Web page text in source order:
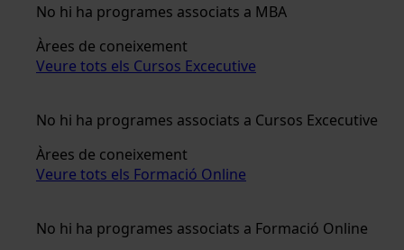
No hi ha programes associats a MBA
Àrees de coneixement
Veure tots els Cursos Excecutive
No hi ha programes associats a Cursos Excecutive
Àrees de coneixement
Veure tots els Formació Online
No hi ha programes associats a Formació Online